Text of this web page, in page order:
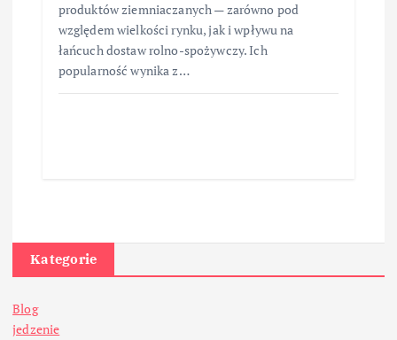
produktów ziemniaczanych — zarówno pod
względem wielkości rynku, jak i wpływu na
łańcuch dostaw rolno-spożywczy. Ich
popularność wynika z…
Kategorie
Blog
jedzenie